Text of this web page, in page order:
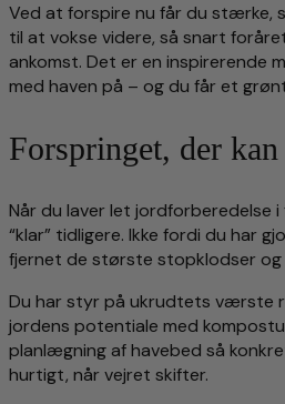
Ved at forspire nu får du stærke,
til at vokse videre, så snart
ankomst. Det er en inspirerende
med haven på – og du får et
Forspringet, der
Når du laver let jordforberedelse
“klar” tidligere. Ikke fordi du har
fjernet de største stopklodser og
Du har styr på ukrudtets værste
jordens potentiale med
planlægning af havebed så
hurtigt, når vejret skifter.